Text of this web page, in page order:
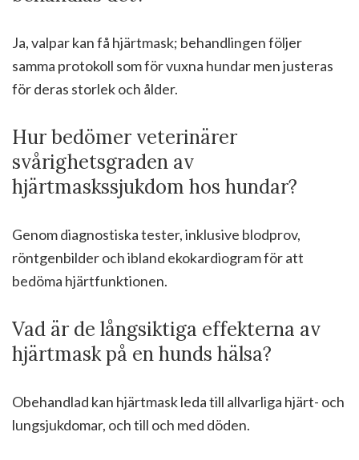
Ja, valpar kan få hjärtmask; behandlingen följer
samma protokoll som för vuxna hundar men justeras
för deras storlek och ålder.
Hur bedömer veterinärer
svårighetsgraden av
hjärtmaskssjukdom hos hundar?
Genom diagnostiska tester, inklusive blodprov,
röntgenbilder och ibland ekokardiogram för att
bedöma hjärtfunktionen.
Vad är de långsiktiga effekterna av
hjärtmask på en hunds hälsa?
Obehandlad kan hjärtmask leda till allvarliga hjärt- och
lungsjukdomar, och till och med döden.